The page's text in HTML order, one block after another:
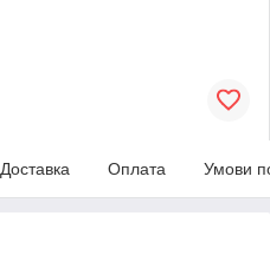
Доставка Оплата Умови